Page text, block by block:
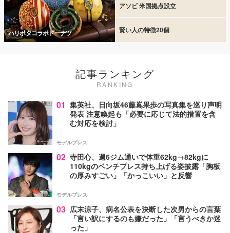
ハリポタコラボドーナツ
アソビ 米国拠点設立
賢い人の特徴20個
記事ランキング
RANKING
01 集英社、日向坂46藤嶌果歩の写真集を巡り声明
発表 注意喚起も「必要に応じて法的措置を含
む対応を検討」
モデルプレス
02 寺田心、週6ジム通いで体重62kg→82kgに
110kgのベンチプレス持ち上げる姿披露「胸板
の厚みすごい」「かっこいい」と反響
モデルプレス
03 広末涼子、病名公表を決断した次男からの言葉
「言い訳にするのも嫌だった」「言うべきか迷
った」